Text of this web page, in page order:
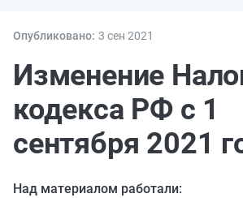
07.08 Госпошлину за устранение ошибок в
07.08
Разработают единые
отношений #новости
Опубликовано: 3 сен 2021
Изменение
кодекса РФ с 1
сентября 2021
Над материалом работали: